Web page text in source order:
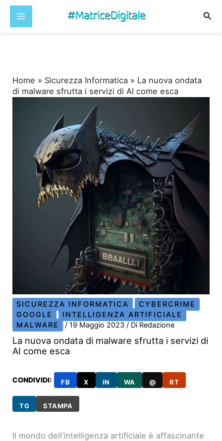
Home » Sicurezza Informatica » La nuova ondata
di malware sfrutta i servizi di AI come esca
SICUREZZA INFORMATICA
CYBERCRIME
GOOGLE
INTELLIGENZA ARTIFICIALE
MALWARE
/19 Maggio 2023/ Di Redazione
La nuova ondata di malware sfrutta i servizi di
AI come esca
CONDIVIDI: FB X IN WA @ RT
TG STAMPA
Il mondo dell’intelligenza artificiale è affascinante